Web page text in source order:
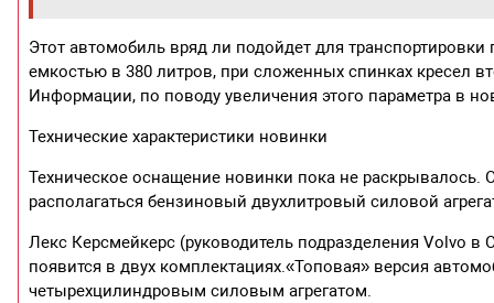
Этот автомобиль вряд ли подойдет для
емкостью в 380 литров, при сложенных спинках кресел
Информации, по поводу увеличения этого параметра в
Технические характеристики новинки
Техническое оснащение новинки пока не
располагаться бензиновый двухлитровый силовой
Лекс Керсмейкерс (руководитель подразделения Volvo
появится в двух комплектациях.«Топовая» версия
четырехцилиндровым силовым агрегатом.